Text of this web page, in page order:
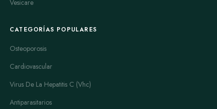
Vesicare
CATEGORÍAS POPULARES
Osteoporosis
Cardiovascular
Virus De La Hepatitis C (Vhc)
Antiparasitarios